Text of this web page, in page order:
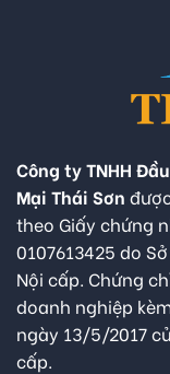
Công ty TNHH
Mại Thái Sơn
theo Giấy chứng
0107613425 do
Nội cấp. Chứng
doanh nghiệp
ngày 13/5/2017
cấp.